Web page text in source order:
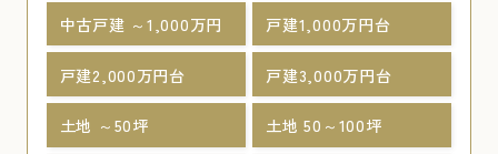
中古戸建 ～1,000万円 戸建1,000万円台
戸建2,000万円台 戸建3,000万円台
土地 ～50坪 土地 50～100坪